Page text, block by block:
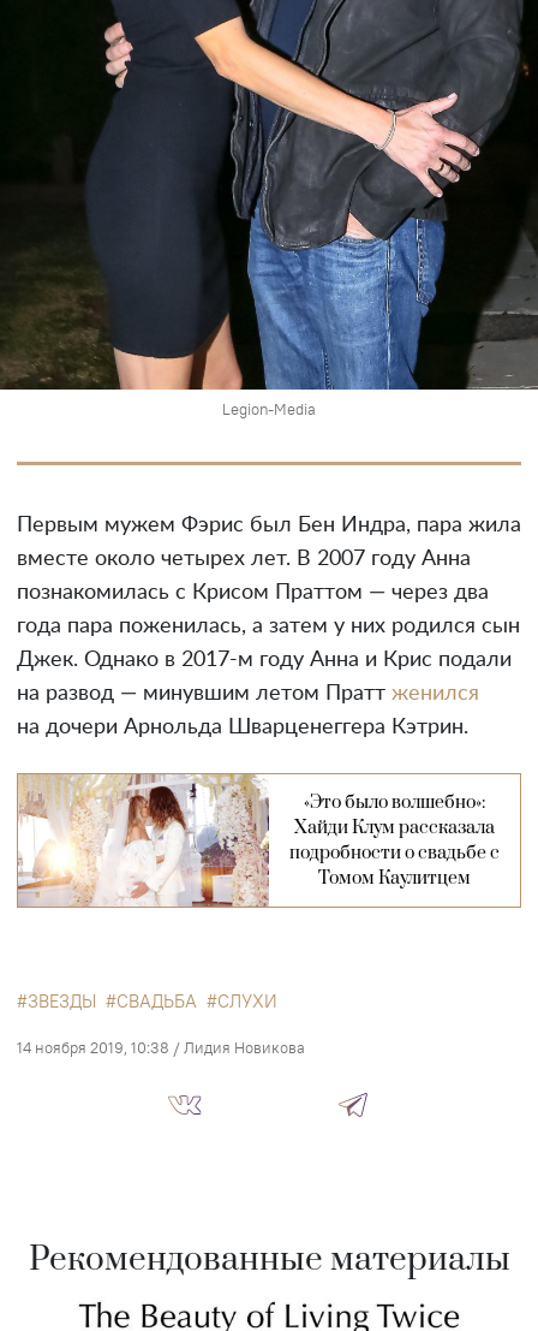
Legion-Media
Первым мужем Фэрис был Бен Индра, пара жила
вместе около четырех лет. В 2007 году Анна
познакомилась с Крисом Праттом — через два
года пара поженилась, а затем у них родился сын
Джек. Однако в 2017-м году Анна и Крис подали
на развод — минувшим летом Пратт женился
на дочери Арнольда Шварценеггера Кэтрин.
«Это было волшебно»:
Хайди Клум рассказала
подробности о свадьбе с
Томом Каулитцем
ЗВЕЗДЫ СВАДЬБА СЛУХИ
14 ноября 2019, 10:38 / Лидия Новикова
Рекомендованные материалы